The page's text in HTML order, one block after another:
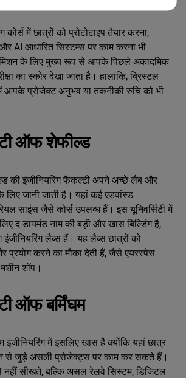
कोर्स में छात्रों को प्रोटोटाइप तैयार करना,
AI आधारित सिस्टम्स पर काम करना भी
के लिए मुख्य रूप से आपके पिछले अकादमिक
का स्कोर देखा जाता है। हालांकि, ब्रिस्टल
में आपके प्रोजेक्ट अनुभव या तकनीकी रुचि को भी
ऑफ शेफील्ड
की इंजीनियरिंग फैकल्टी अपने अच्छे लैब और
जानी जाती है। यहां कई एडवांस्ड
साइंस जैसे कोर्स उपलब्ध हैं। इस यूनिवर्सिटी में
द डायमंड नाम की बड़ी और खास बिल्डिंग है,
लैब्स हैं। यह लैब्स छात्रों को
प्रयोग करने का मौका देती हैं, जैसे एयरस्पेस
शॉप।
ऑफ बर्मिंघम
इंजीनियरिंग में इसलिए खास है क्योंकि यहां छात्र
से जुड़े असली प्रोजेक्ट्स पर काम कर सकते हैं।
नहीं सीखते, बल्कि असल रेलवे सिस्टम, डिजिटल